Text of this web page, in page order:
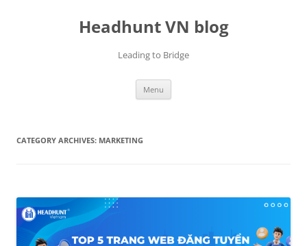
Headhunt VN blog
Leading to Bridge
Menu
CATEGORY ARCHIVES: MARKETING